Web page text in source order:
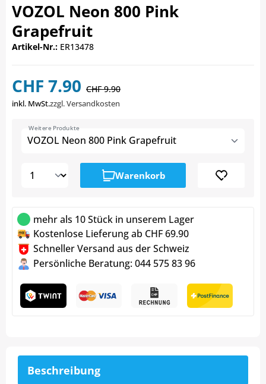
VOZOL Neon 800 Pink
Grapefruit
Artikel-Nr.: ER13478
CHF 7.90 CHF 9.90
inkl. MwSt.zzgl. Versandkosten
VOZOL Neon 800 Pink Grapefruit
Weitere Produkte
Warenkorb
mehr als 10 Stück in unserem Lager
Kostenlose Lieferung ab CHF 69.90
Schneller Versand aus der Schweiz
Persönliche Beratung: 044 575 83 96
Beschreibung